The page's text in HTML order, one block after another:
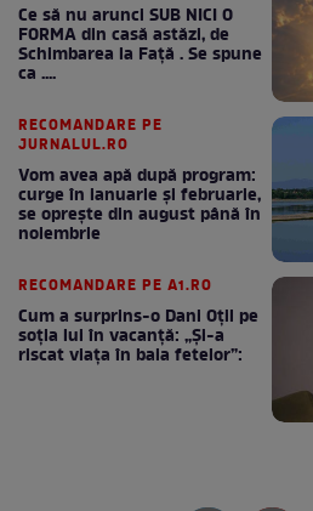
Ce să nu arunci SUB NICI O
FORMA din casă astăzi, de
Schimbarea la Față . Se spune
ca ....
RECOMANDARE PE
JURNALUL.RO
Vom avea apă după program:
curge în ianuarie și februarie,
se oprește din august până în
noiembrie
RECOMANDARE PE A1.RO
Cum a surprins-o Dani Oțil pe
soția lui în vacanță: „Și-a
riscat viața în baia fetelor”: